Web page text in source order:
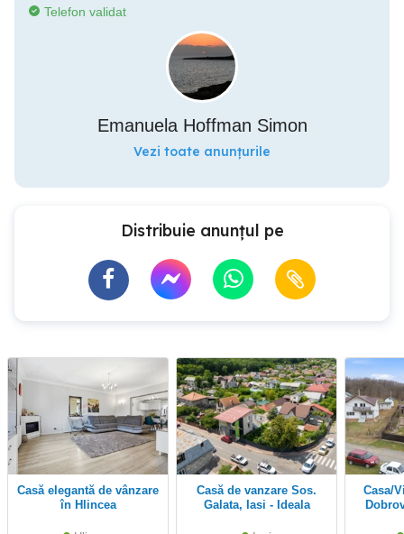
Telefon validat
Emanuela Hoffman Simon
Vezi toate anunțurile
Distribuie anunțul pe
Casă elegantă de vânzare
în Hlincea
Casă de vanzare Sos.
Galata, Iasi - Ideala
Casa/Vila cu 5 camere